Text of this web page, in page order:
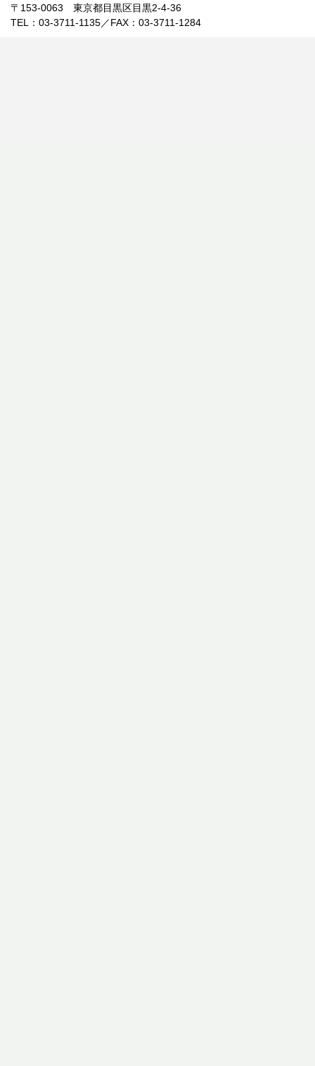
〒153-0063 東京都目黒区目黒2-4-36
TEL：03-3711-1135／FAX：03-3711-1284